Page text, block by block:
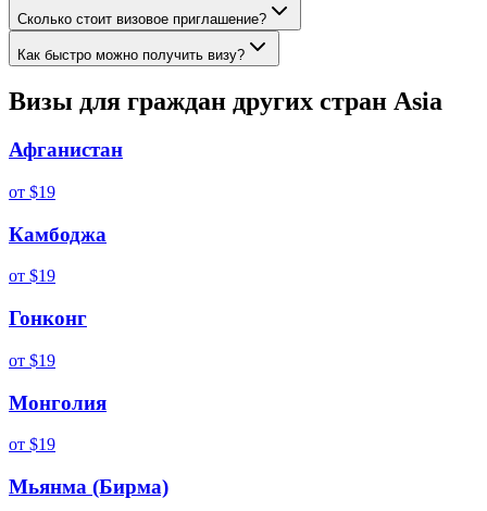
Сколько стоит визовое приглашение?
Как быстро можно получить визу?
Визы для граждан других стран Asia
Афганистан
от $19
Камбоджа
от $19
Гонконг
от $19
Монголия
от $19
Мьянма (Бирма)